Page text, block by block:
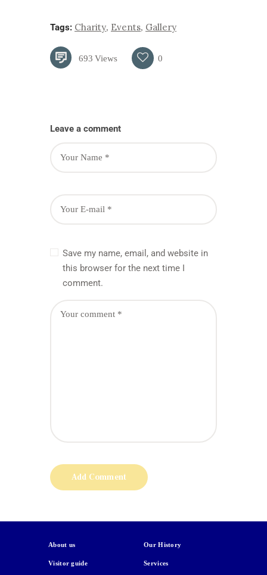
Tags: Charity, Events, Gallery
693 Views 0
Leave a comment
Save my name, email, and website in
this browser for the next time I
comment.
About us Our History
Visitor guide Services